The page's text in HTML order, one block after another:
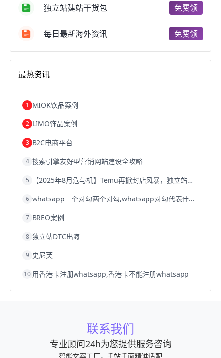
天津跨境电商东南亚跨境电商
跨境电商b2b阿里巴巴跨境电商
跨境电商关税
跨境电商建站
浙江跨境电商宁波跨境电商跨境电商的模式
跨境电商优势跨境电商的优势
独立站建站干货包 免费领
每日最新海外资讯 免费领
最热资讯
1 MIOK饮品案例
2 LIMO饰品案例
3 B2C电商平台
4 搜索引擎友好型营销网站建设全攻略
5 【2025年8月危与机】Temu再掀封店风暴，独立站才是跨境卖家的避险通道
6 whatsapp一个对勾两个对勾,whatsapp对勾代表什么意思
7 BREO案例
8 独立站DTC出海
9 史尼芙
10 用香港卡注册whatsapp,香港卡不能注册whatsapp
联系我们
专业顾问24h为您提供服务咨询
智能文案工厂，千站千面精准适配